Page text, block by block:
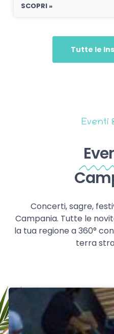
SCOPRI »
Tutte le
Eventi
Concerti, sagre,
Campania. Tutte le
la tua regione a 360°
terra